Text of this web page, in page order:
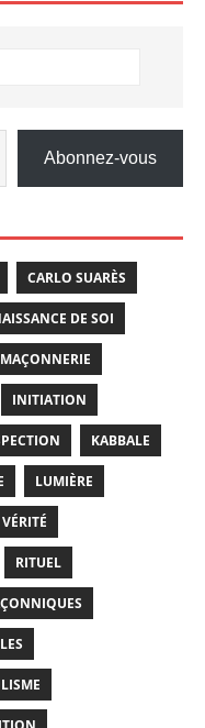
Abonnez-vous
CARLO SUARÈS
DE SOI
INITIATION
KABBALE
LUMIÈRE
RITUEL